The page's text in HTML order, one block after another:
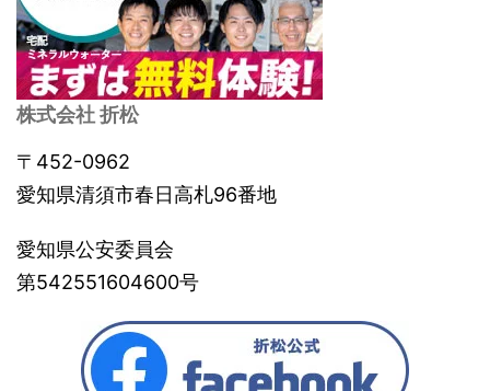
株式会社 折松
〒452-0962
愛知県清須市春日高札96番地
愛知県公安委員会
第542551604600号